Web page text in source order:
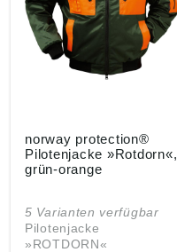
norway protection®
Pilotenjacke »Rotdorn«,
grün-orange
5 Varianten verfügbar
Pilotenjacke
»ROTDORN«